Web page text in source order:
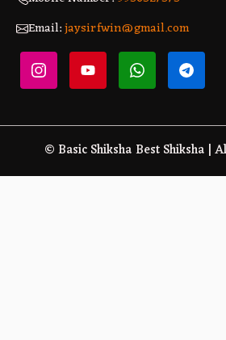
Email:jaysirfwin@gmail.com
© Basic Shiksha Best Shiksha |